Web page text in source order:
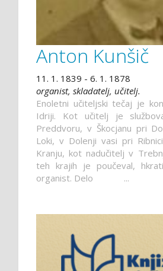
Anton Kunšič
11. 1. 1839 - 6. 1. 1878
organist, skladatelj, učitelj.
Enoletni učiteljski tečaj je
Idriji. Kot učitelj je
Preddvoru, v Škocjanu pri
Loki, v Dolenji vasi pri
Kranju, kot nadučitelj v
teh krajih je poučeval,
organist. Delo ...